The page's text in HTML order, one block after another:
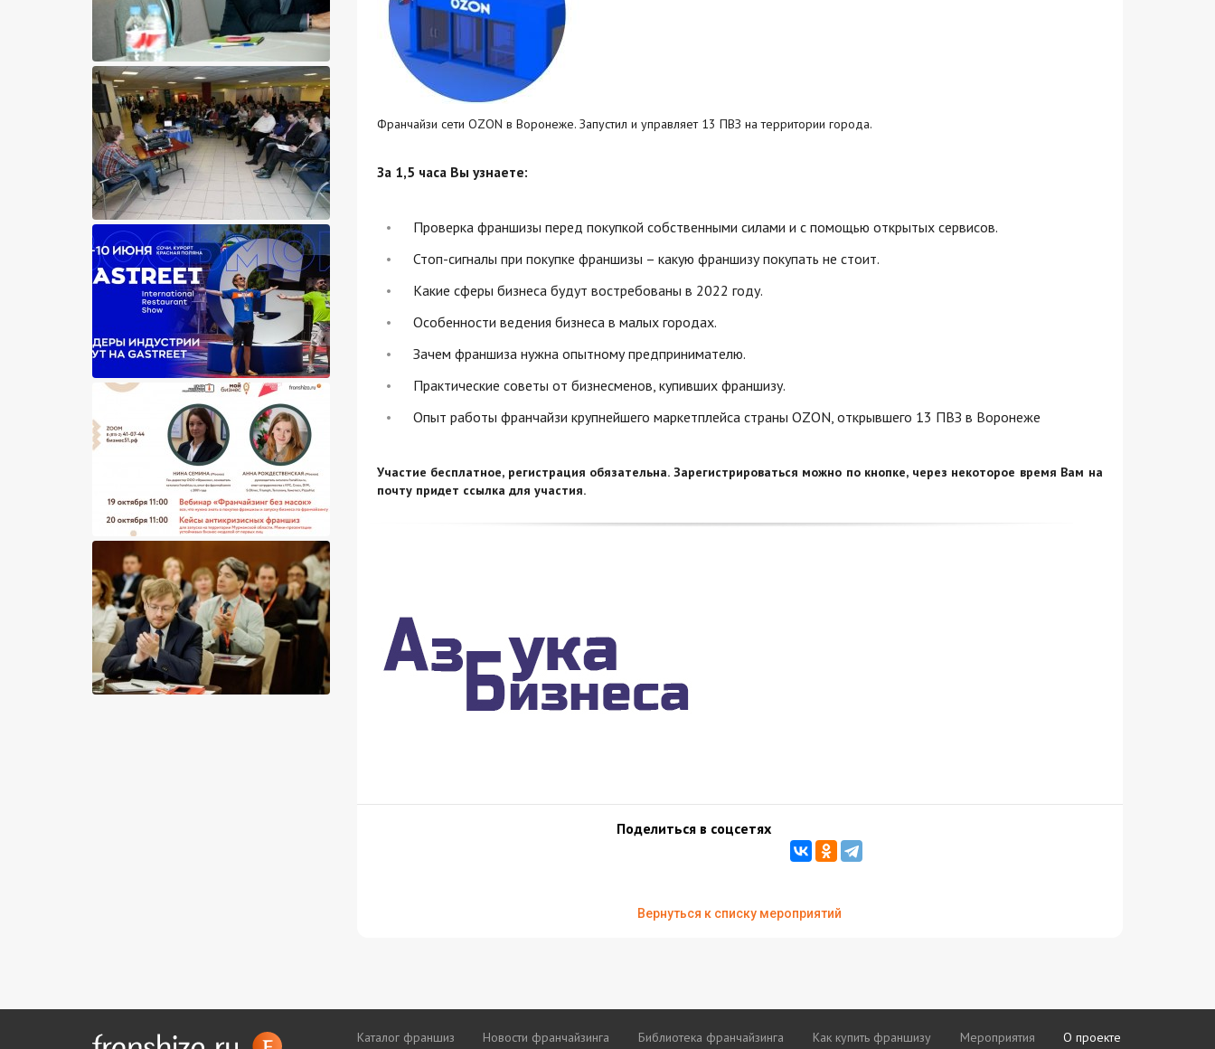
Франчайзи сети OZON в Воронеже. Запустил и управляет 13 ПВЗ на территории города.
За 1,5 часа Вы узнаете:
Проверка франшизы перед покупкой собственными силами и с помощью открытых сервисов.
Стоп-сигналы при покупке франшизы – какую франшизу покупать не стоит.
Какие сферы бизнеса будут востребованы в 2022 году.
Особенности ведения бизнеса в малых городах.
Зачем франшиза нужна опытному предпринимателю.
Практические советы от бизнесменов, купивших франшизу.
Опыт работы франчайзи крупнейшего маркетплейса страны OZON, открывшего 13 ПВЗ в Воронеже
Участие бесплатное, регистрация обязательна. Зарегистрироваться можно по кнопке, через некоторое время Вам на
почту придет ссылка для участия.
Поделиться в соцсетях
Вернуться к списку мероприятий
Каталог франшиз Новости франчайзинга Библиотека франчайзинга Как купить франшизу Мероприятия О проекте